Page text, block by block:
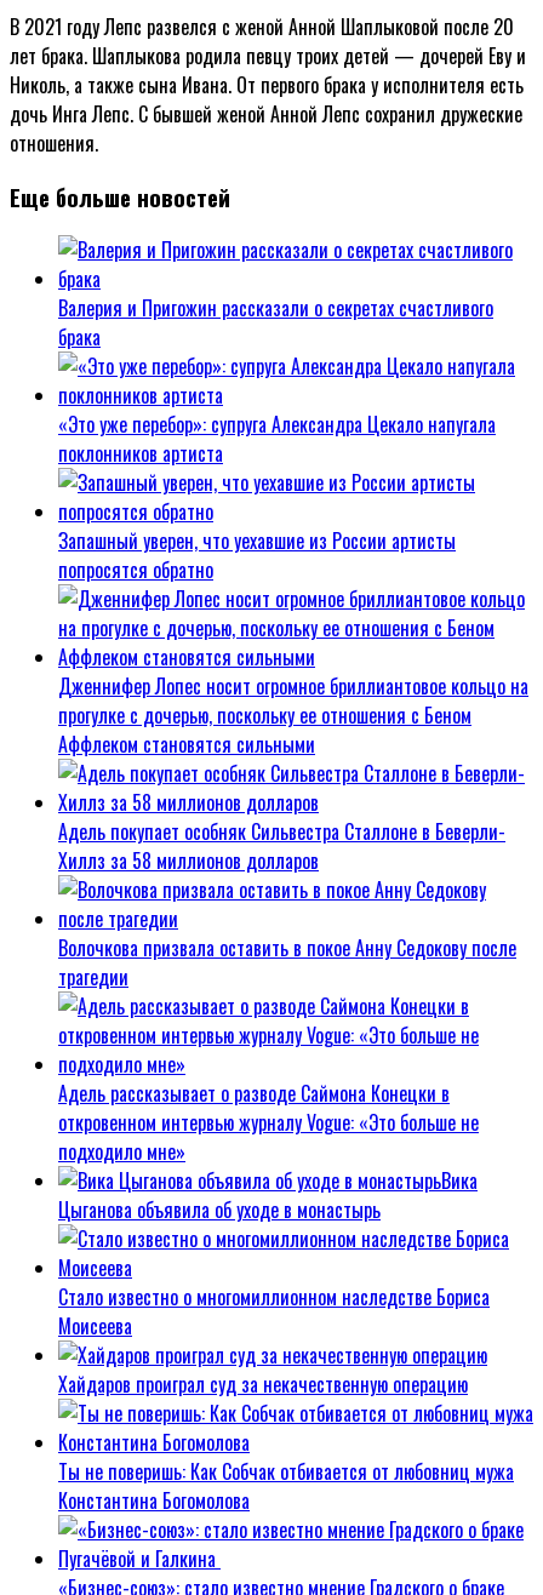
В 2021 году Лепс развелся с женой Анной Шаплыковой после 20
лет брака. Шаплыкова родила певцу троих детей — дочерей Еву и
Николь, а также сына Ивана. От первого брака у исполнителя есть
дочь Инга Лепс. С бывшей женой Анной Лепс сохранил дружеские
отношения.
Еще больше новостей
Валерия и Пригожин рассказали о секретах счастливого
брака
«Это уже перебор»: супруга Александра Цекало напугала
поклонников артиста
Запашный уверен, что уехавшие из России артисты
попросятся обратно
Дженнифер Лопес носит огромное бриллиантовое кольцо на
прогулке с дочерью, поскольку ее отношения с Беном
Аффлеком становятся сильными
Адель покупает особняк Сильвестра Сталлоне в Беверли-
Хиллз за 58 миллионов долларов
Волочкова призвала оставить в покое Анну Седокову после
трагедии
Адель рассказывает о разводе Саймона Конецки в
откровенном интервью журналу Vogue: «Это больше не
подходило мне»
Вика
Цыганова объявила об уходе в монастырь
Стало известно о многомиллионном наследстве Бориса
Моисеева
Хайдаров проиграл суд за некачественную операцию
Ты не поверишь: Как Собчак отбивается от любовниц мужа
Константина Богомолова
«Бизнес-союз»: стало известно мнение Градского о браке